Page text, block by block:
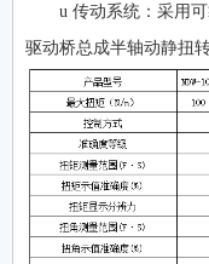
u 传动系统：采用
驱动桥总成半轴动静扭